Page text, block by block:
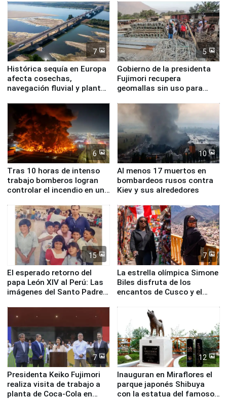
7
Histórica sequía en Europa
afecta cosechas,
navegación fluvial y plantas
5
Gobierno de la presidenta
Fujimori recupera
geomallas sin uso para
Fenómeno El Niño
6
Tras 10 horas de intenso
trabajo bomberos logran
controlar el incendio en una
de Chile
10
Al menos 17 muertos en
bombardeos rusos contra
Kiev y sus alrededores
15
El esperado retorno del
papa León XIV al Perú: Las
imágenes del Santo Padre
7
La estrella olímpica Simone
Biles disfruta de los
encantos de Cusco y el
7
Presidenta Keiko Fujimori
realiza visita de trabajo a
planta de Coca-Cola en
12
Inauguran en Miraflores el
parque japonés Shibuya
con la estatua del famoso